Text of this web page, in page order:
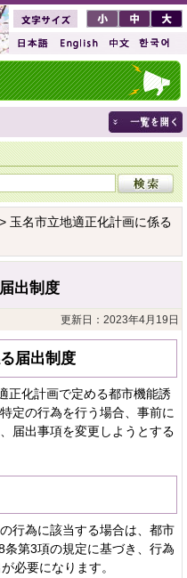
> 玉名市立地適正化計画に係る
出制度
更新日：2023年4月19日
届出制度
正化計画で定める都市機能誘
定の行為を行う場合、事前に
届出事項を変更しようとする
行為に該当する場合は、都市
第3項の規定に基づき、行為
必要になります。